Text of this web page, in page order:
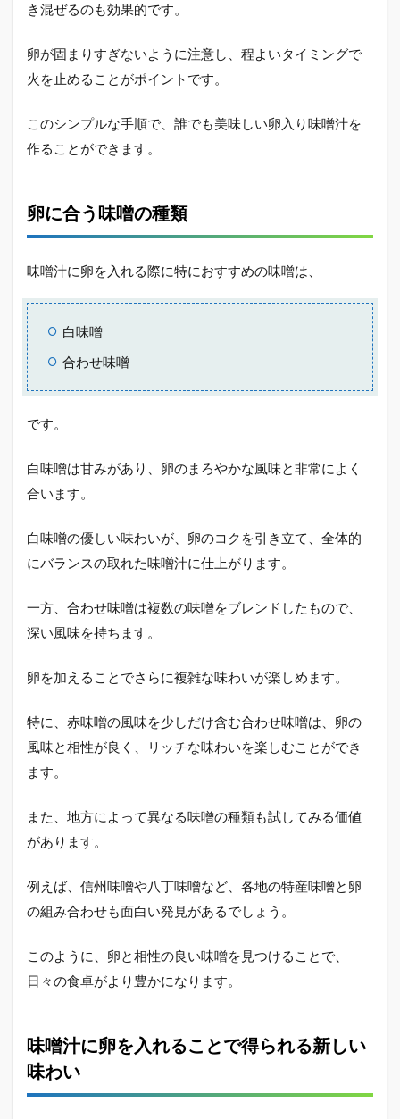
き混ぜるのも効果的です。
卵が固まりすぎないように注意し、程よいタイミングで
火を止めることがポイントです。
このシンプルな手順で、誰でも美味しい卵入り味噌汁を
作ることができます。
卵に合う味噌の種類
味噌汁に卵を入れる際に特におすすめの味噌は、
白味噌
合わせ味噌
です。
白味噌は甘みがあり、卵のまろやかな風味と非常によく
合います。
白味噌の優しい味わいが、卵のコクを引き立て、全体的
にバランスの取れた味噌汁に仕上がります。
一方、合わせ味噌は複数の味噌をブレンドしたもので、
深い風味を持ちます。
卵を加えることでさらに複雑な味わいが楽しめます。
特に、赤味噌の風味を少しだけ含む合わせ味噌は、卵の
風味と相性が良く、リッチな味わいを楽しむことができ
ます。
また、地方によって異なる味噌の種類も試してみる価値
があります。
例えば、信州味噌や八丁味噌など、各地の特産味噌と卵
の組み合わせも面白い発見があるでしょう。
このように、卵と相性の良い味噌を見つけることで、
日々の食卓がより豊かになります。
味噌汁に卵を入れることで得られる新しい
味わい